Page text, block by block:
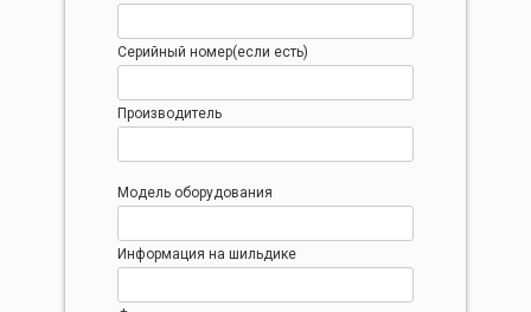
Серийный номер(если есть)
Производитель
Модель оборудования
Информация на шильдике